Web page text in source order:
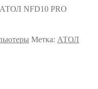
АТОЛ NFD10 PRO
Метка: АТОЛ